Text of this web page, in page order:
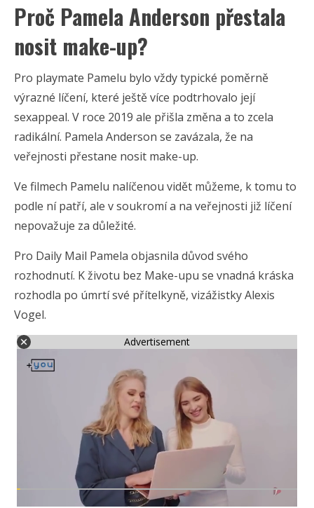
Proč Pamela Anderson přestala
nosit make-up?
Pro playmate Pamelu bylo vždy typické poměrně
výrazné líčení, které ještě více podtrhovalo její
sexappeal. V roce 2019 ale přišla změna a to zcela
radikální. Pamela Anderson se zavázala, že na
veřejnosti přestane nosit make-up.
Ve filmech Pamelu nalíčenou vidět můžeme, k tomu to
podle ní patří, ale v soukromí a na veřejnosti již líčení
nepovažuje za důležité.
Pro Daily Mail Pamela objasnila důvod svého
rozhodnutí. K životu bez Make-upu se vnadná kráska
rozhodla po úmrtí své přítelkyně, vizážistky Alexis
Vogel.
Advertisement